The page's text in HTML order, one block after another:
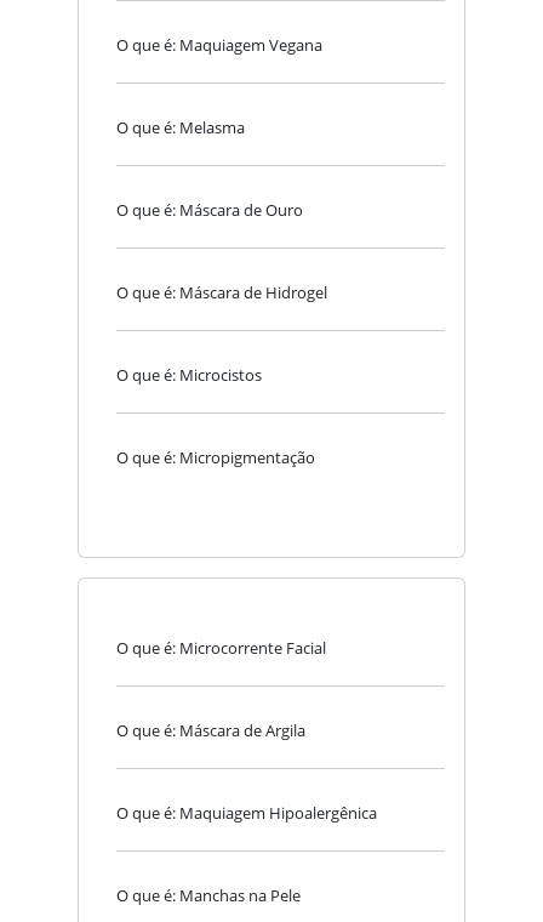
O que é: Maquiagem Vegana
O que é: Melasma
O que é: Máscara de Ouro
O que é: Máscara de Hidrogel
O que é: Microcistos
O que é: Micropigmentação
O que é: Microcorrente Facial
O que é: Máscara de Argila
O que é: Maquiagem Hipoalergênica
O que é: Manchas na Pele